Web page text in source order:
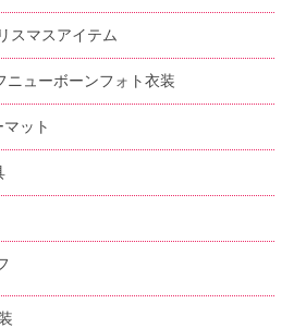
スマスアイテム
ニューボーンフォト衣装
ット